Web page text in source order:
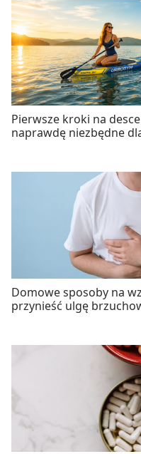
Pierwsze kroki na
naprawdę niezbędne
Domowe sposoby na
przynieść ulgę